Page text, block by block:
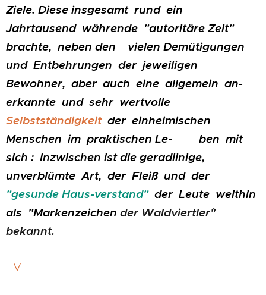
Ziele. Diese insgesamt rund ein
Jahrtausend währende "autoritäre Zeit"
brachte, neben den vielen Demütigungen
und Entbehrungen der jeweiligen
Bewohner, aber auch eine allgemein an-
erkannte und sehr wertvolle
Selbstständigkeitder einheimischen
Menschen im praktischen Le- ben mit
sich : Inzwischen ist die geradlinige,
unverblümte Art, der Fleiß und der
"gesunde Haus-verstand" der Leute weithin
als "Markenzeichen der Waldviertler´"
bekannt.
V